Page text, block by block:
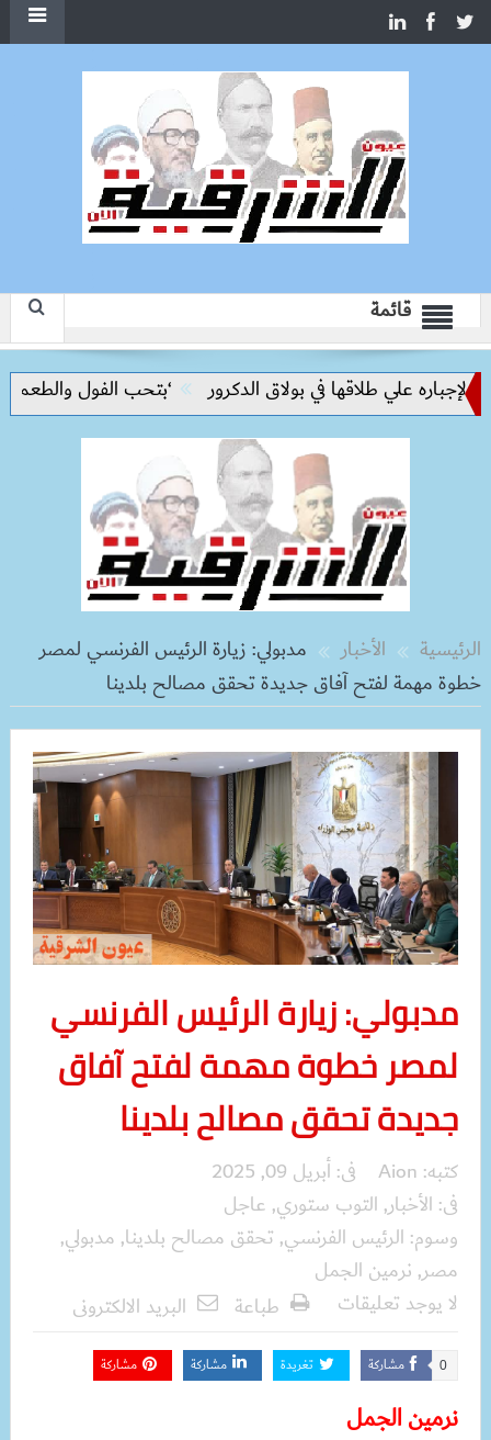
قائمة
علي طلاقها في بولاق الدكرور ‘بتحب الفول والطعمية’..
الرئيسية الأخبار
مدبولي: زيارة الرئيس الفرنسي لمصر
خطوة مهمة لفتح آفاق جديدة تحقق مصالح بلدينا
مدبولي: زيارة الرئيس الفرنسي
لمصر خطوة مهمة لفتح آفاق
جديدة تحقق مصالح بلدينا
كتبه: Aion فى:أبريل 09, 2025
فى: الأخبار, التوب ستوري, عاجل
وسوم: الرئيس الفرنسي, تحقق مصالح بلدينا, مدبولي,
مصر, نرمين الجمل
لا يوجد تعليقات
طباعة البريد الالكترونى
مشاركة 0 تغريدة مشاركة مشاركة
نرمين الجمل